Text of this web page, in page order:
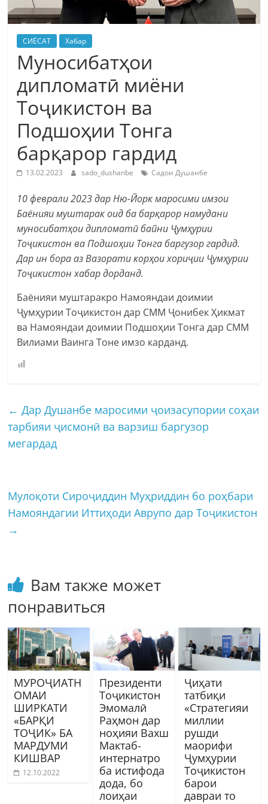
СИЁСАТ Хабар
Муносибатҳои
дипломатӣ миёни
Тоҷикистон ва
Подшоҳии Тонга
барқарор гардид
13.02.2023 sado_dushanbe Садои Душанбе
10 феврали 2023 дар Ню-Йорк маросими имзои
Баёнияи муштарак оид ба барқарор намудани
муносибатҳои дипломатӣ байни Ҷумҳурии
Тоҷикистон ва Подшоҳии Тонга баргузор гардид.
Дар ин бора аз Вазорати корҳои хориҷии Ҷумҳурии
Тоҷикистон хабар дорданд.
Баёнияи муштаракро Намояндаи доимии
Ҷумҳурии Тоҷикистон дар СММ Ҷонибек Ҳикмат
ва Намояндаи доимии Подшоҳии Тонга дар СММ
Вилиами Ваинга Тоне имзо карданд.
← Дар Душанбе маросими ҷоизасупории соҳаи
тарбияи ҷисмонӣ ва варзиш баргузор
мегардад
Мулоқоти Сироҷиддин Муҳриддин бо роҳбари
Намояндагии Иттиҳоди Аврупо дар Тоҷикистон
→
Вам также может
понравиться
МУРОҶИАТН
ОМАИ
ШИРКАТИ
«БАРҚИ
ТОҶИК» БА
МАРДУМИ
КИШВАР
12.10.2022
Президенти
Тоҷикистон
Эмомалӣ
Раҳмон дар
ноҳияи Вахш
Мактаб-
интернатро
ба истифода
дода, бо
лоиҳаи
Ҷиҳати
татбиқи
«Стратегияи
миллии
рушди
маорифи
Ҷумҳурии
Тоҷикистон
барои
давраи то